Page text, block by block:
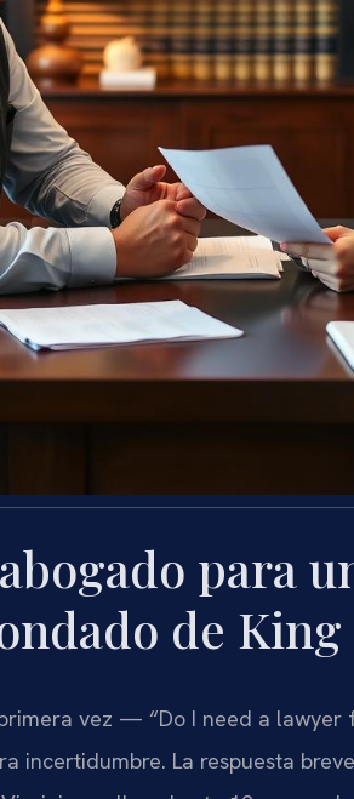
para
de King
vez — “Do I need a lawyer
incertidumbre. La respuesta